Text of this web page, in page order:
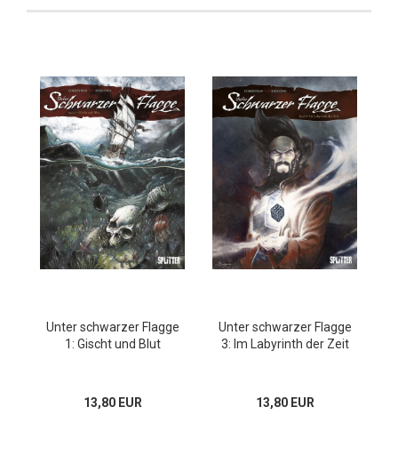
Unter schwarzer Flagge
1: Gischt und Blut
13,80 EUR
Unter schwarzer Flagge
3: Im Labyrinth der Zeit
13,80 EUR